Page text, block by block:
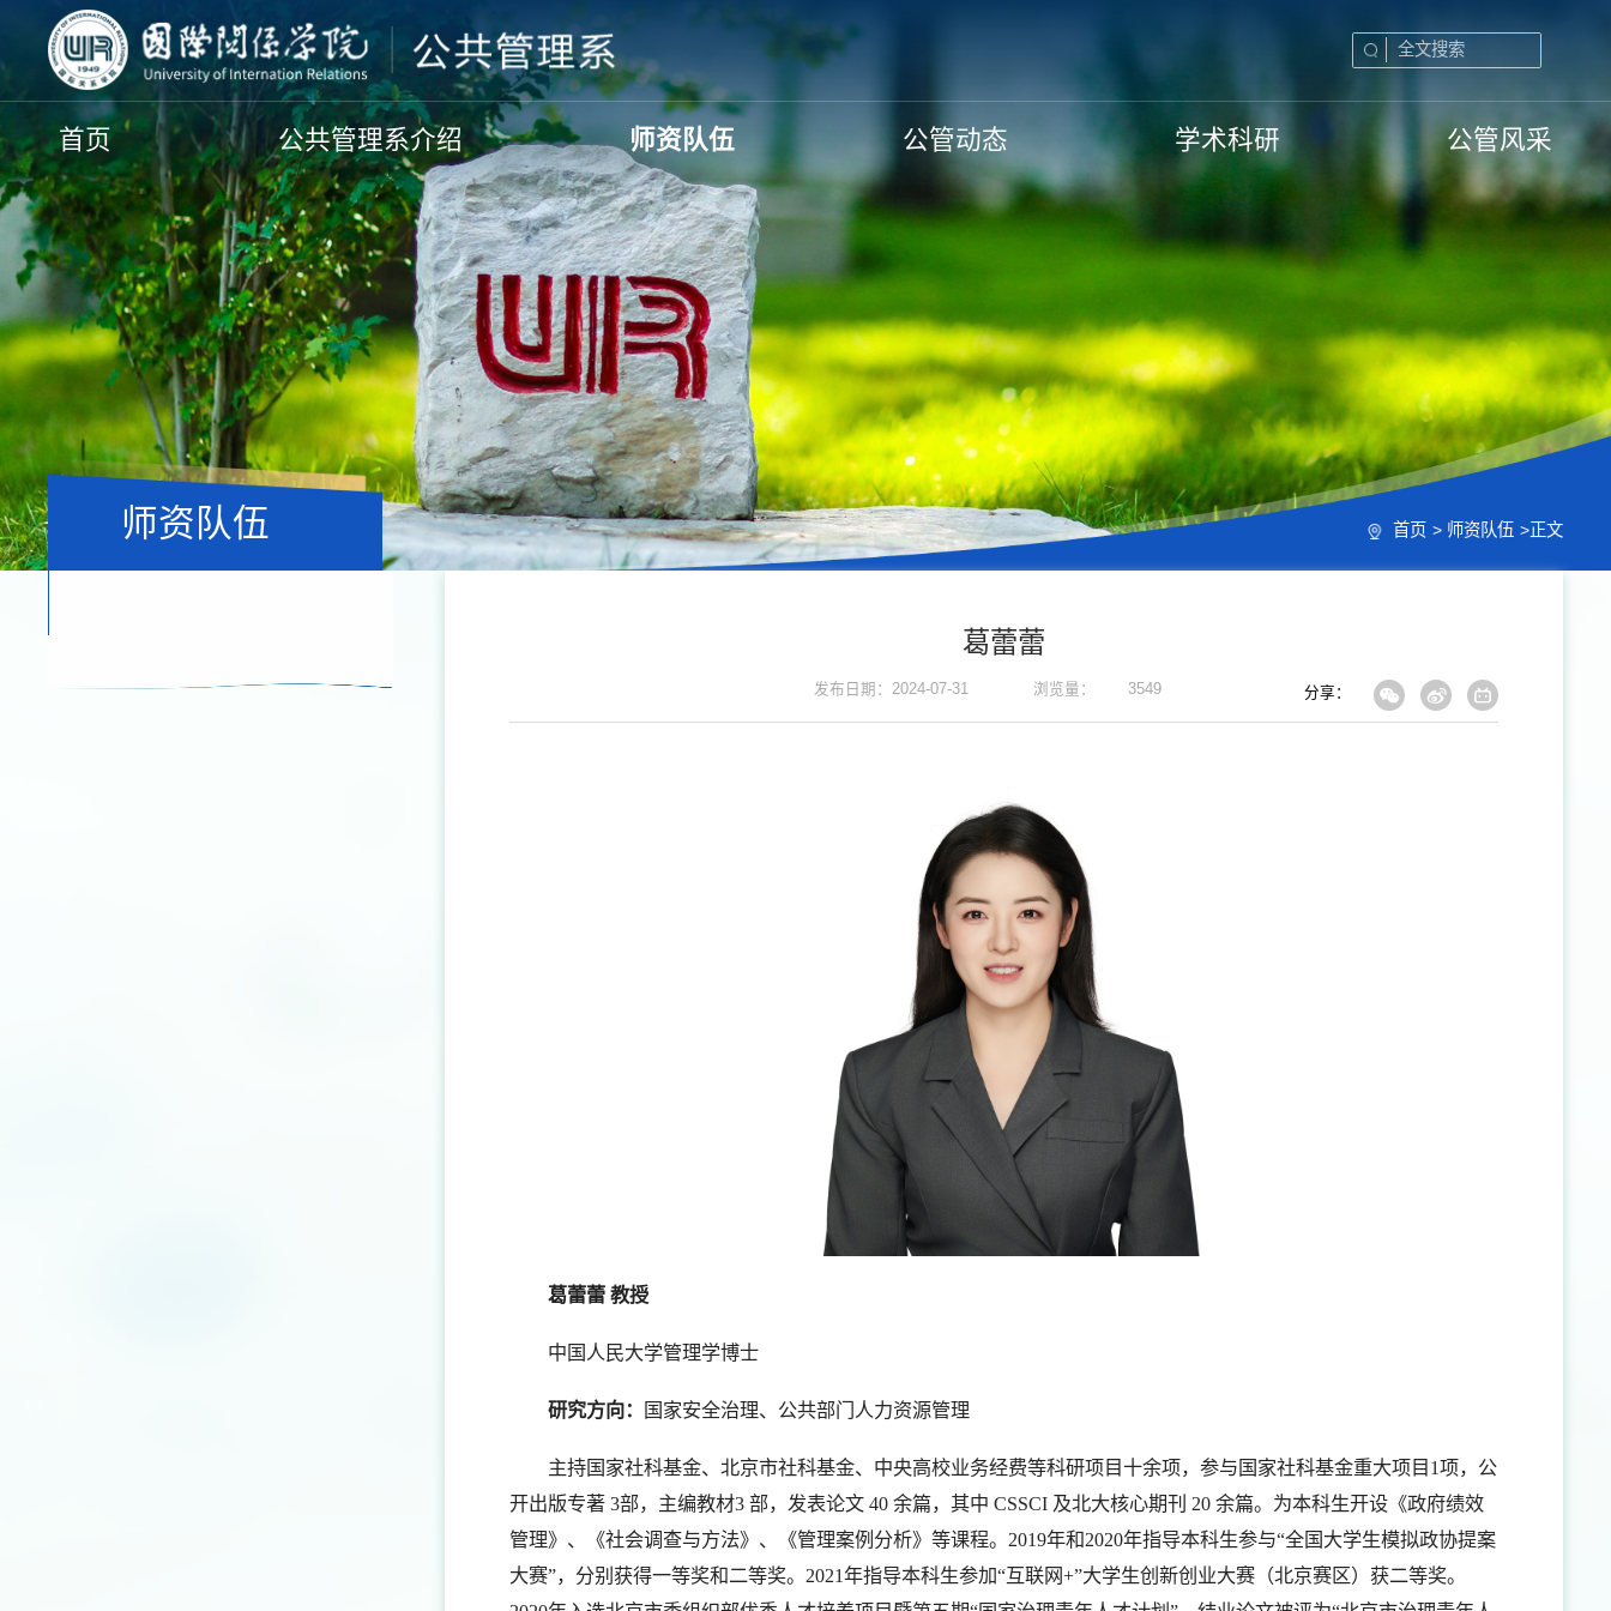
首页 公共管理系介绍 师资队伍 公管动态 学术科研 公管风采
首页 > 师资队伍 >正文
师资队伍
葛蕾蕾
发布日期：2024-07-31 浏览量： 3549 分享：
葛蕾蕾 教授
中国人民大学管理学博士
研究方向： 国家安全治理、公共部门人力资源管理
主持国家社科基金、北京市社科基金、中央高校业务经费等科研项目十余项，参与国家社科基金重大项目1项，公
开出版专著 3部，主编教材3 部，发表论文 40 余篇，其中 CSSCI 及北大核心期刊 20 余篇。为本科生开设《政府绩效
管理》、《社会调查与方法》、《管理案例分析》等课程。2019年和2020年指导本科生参与“全国大学生模拟政协提案
大赛”，分别获得一等奖和二等奖。2021年指导本科生参加“互联网+”大学生创新创业大赛（北京赛区）获二等奖。